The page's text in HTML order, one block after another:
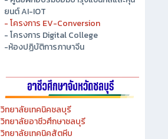
วิชาชีพแห่งชาติ
- ศูนย์บริหารเครือข่ายการผลิตและ
พัฒนากำลังคนอาชีวศึกษา CVM
- ศูนย์ฝึกอบรมซ่อมบำรุงแขนกลและหุ่น
- โครงการ Digital College
-ห้องปฏิบัติการภาษาจีน